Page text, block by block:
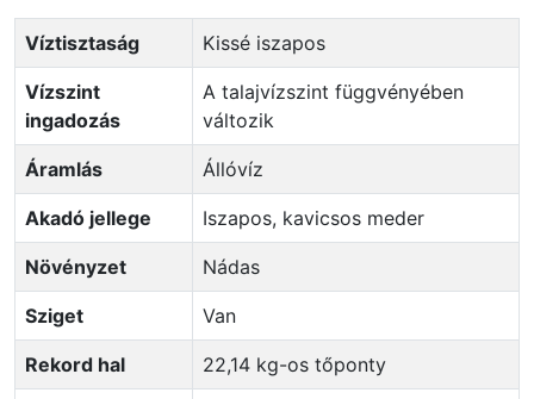
Víztisztaság Kissé iszapos
Vízszint
ingadozás
A talajvízszint függvényében
változik
Áramlás Állóvíz
Akadó jellege Iszapos, kavicsos meder
Növényzet Nádas
Sziget Van
Rekord hal 22,14 kg-os tőponty